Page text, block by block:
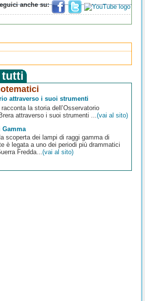
anche su:
tutti
attraverso i suoi strumenti
la storia dell’Osservatorio
attraverso i suoi strumenti ...(vai al sito)
Gamma
scoperta dei lampi di raggi gamma di
è legata a uno dei periodi più drammatici
Fredda...(vai al sito)